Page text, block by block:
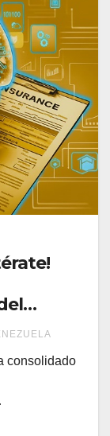
consolidado